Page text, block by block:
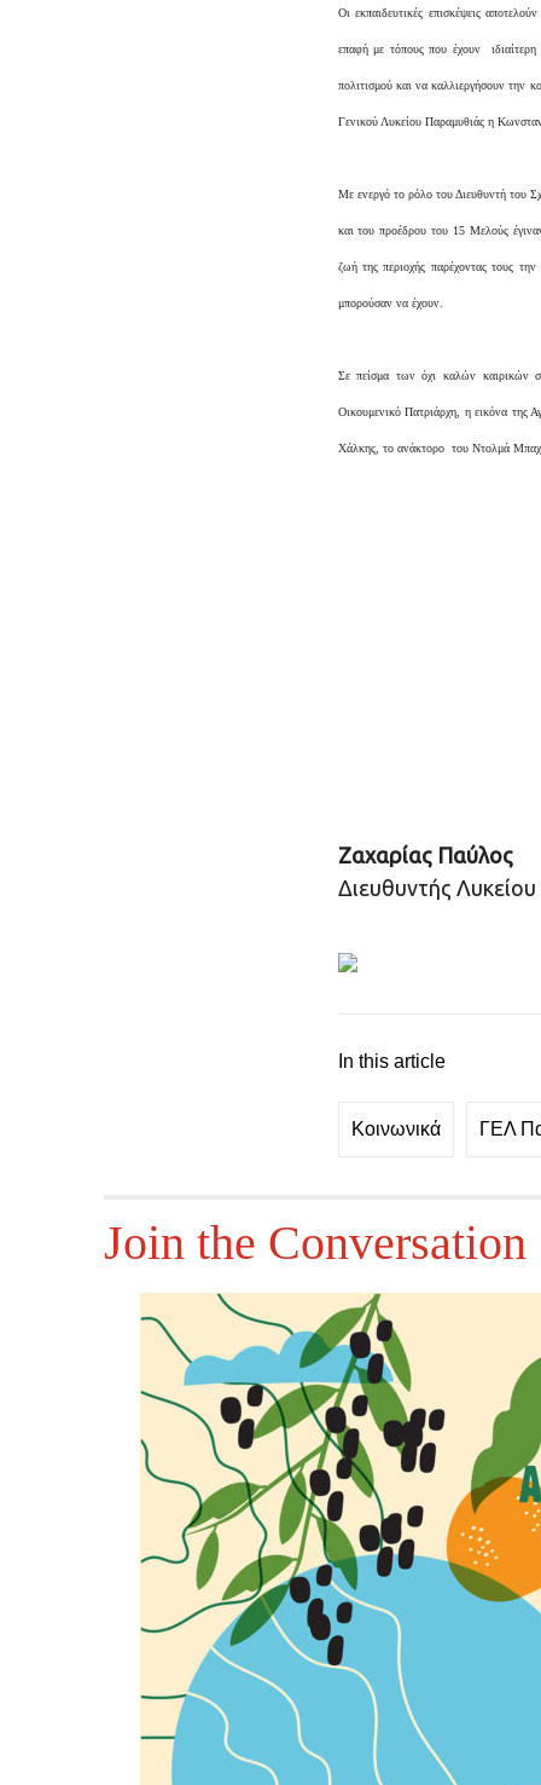
Οι εκπαιδευτικές επισκέψεις
επαφή με τόπους που έχουν
πολιτισμού και να καλλιεργήσουν την
Γενικού Λυκείου Παραμυθιάς η
Με ενεργό το ρόλο του Διευθυντή του
και του προέδρου του 15 Μελούς
ζωή της περιοχής παρέχοντας τους
μπορούσαν να έχουν.
Σε πείσμα των όχι καλών καιρικών
Οικουμενικό Πατριάρχη, η εικόνα της
Χάλκης, το ανάκτορο του Ντολμά
Ζαχαρίας Παύλος
Διευθυντής
In this article
Κοινωνικά ΓΕΛ
Join the Conversation